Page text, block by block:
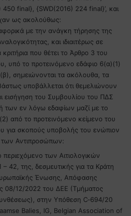
final}, {SWD(2016) 224 final}’, και
ως ακολούθως:
με την ανάγκη τήρησης της
και ιδιαιτέρως σε
που θέτει το Άρθρο 3 του
υπό το προτεινόμενο εδάφιο 6(α)(1)
σημειώνονται τα ακόλουθα, τα
υποβάλλεται ότι θεμελιώνουν
εισήγηση του Συμβουλίου του ΠΔΣ
των εν λόγω εδαφίων μαζί με το
από το προτεινόμενο κείμενο του
για σκοπούς υποβολής του ενώπιον
Αντιπροσώπων:
περιεχόμενο των Αιτιολογικών
42, της, δεσμευτικής για τα Κράτη
Ένωσης, Απόφασης
08/12/2022 του ΔΕΕ (Τμήματος
στην Υπόθεση C‑694/20
Balies, IG, Belgian Association of